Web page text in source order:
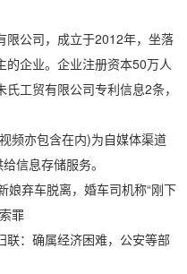
公司，成立于2012年，坐落
企业。企业注册资本50万人
工贸有限公司专利信息2条，
亦包含在内)为自媒体渠道
信息存储服务。
弃车脱离，婚车司机称“刚下
罪
：确属经济困难，公安等部